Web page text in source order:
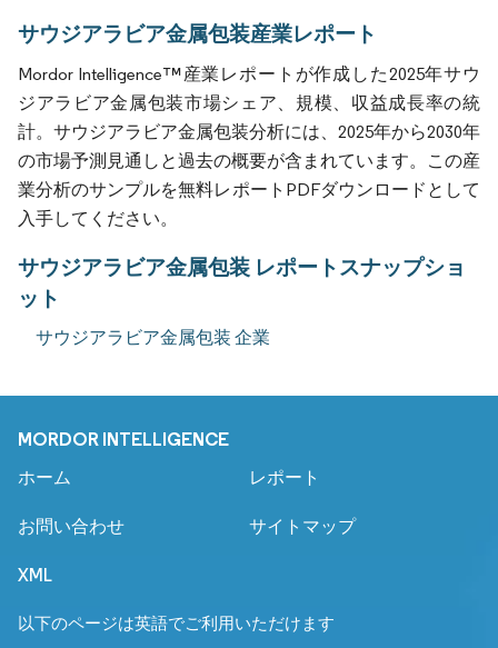
サウジアラビア金属包装産業レポート
Mordor Intelligence™産業レポートが作成した2025年サウ
ジアラビア金属包装市場シェア、規模、収益成長率の統
計。サウジアラビア金属包装分析には、2025年から2030年
の市場予測見通しと過去の概要が含まれています。この産
業分析のサンプルを無料レポートPDFダウンロードとして
入手してください。
サウジアラビア金属包装 レポートスナップショ
ット
サウジアラビア金属包装 企業
MORDOR INTELLIGENCE
ホーム レポート
お問い合わせ サイトマップ
XML
以下のページは英語でご利用いただけます